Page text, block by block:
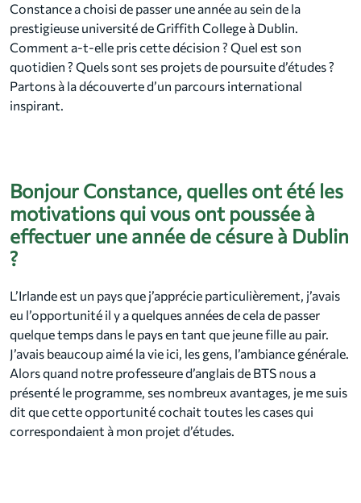
Constance a choisi de passer une année au sein de la
prestigieuse université de Griffith College à Dublin.
Comment a-t-elle pris cette décision ? Quel est son
quotidien ? Quels sont ses projets de poursuite d’études ?
Partons à la découverte d’un parcours international
inspirant.
Bonjour Constance, quelles ont été les
motivations qui vous ont poussée à
effectuer une année de césure à Dublin
?
L’Irlande est un pays que j’apprécie particulièrement, j’avais
eu l’opportunité il y a quelques années de cela de passer
quelque temps dans le pays en tant que jeune fille au pair.
J’avais beaucoup aimé la vie ici, les gens, l’ambiance générale.
Alors quand notre professeure d’anglais de BTS nous a
présenté le programme, ses nombreux avantages, je me suis
dit que cette opportunité cochait toutes les cases qui
correspondaient à mon projet d’études.